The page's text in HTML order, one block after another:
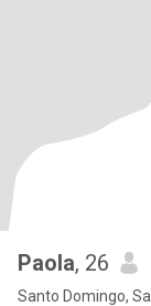
Paola, 26
Santo Domingo,